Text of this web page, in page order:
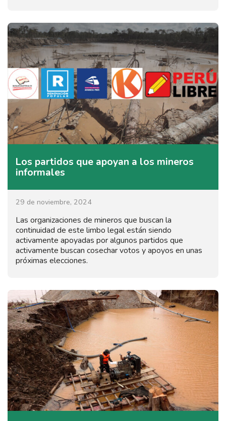
Los partidos que apoyan a los mineros
informales
29 de noviembre, 2024
Las organizaciones de mineros que buscan la
continuidad de este limbo legal están siendo
activamente apoyadas por algunos partidos que
activamente buscan cosechar votos y apoyos en unas
próximas elecciones.